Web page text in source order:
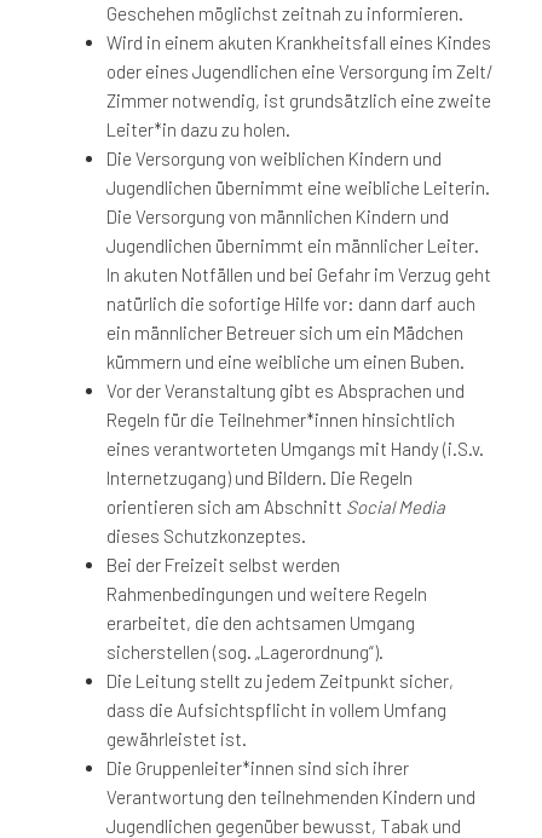
Geschehen möglichst zeitnah zu informieren.
Wird in einem akuten Krankheitsfall eines Kindes
oder eines Jugendlichen eine Versorgung im Zelt/
Zimmer notwendig, ist grundsätzlich eine zweite
Leiter*in dazu zu holen.
Die Versorgung von weiblichen Kindern und
Jugendlichen übernimmt eine weibliche Leiterin.
Die Versorgung von männlichen Kindern und
Jugendlichen übernimmt ein männlicher Leiter.
In akuten Notfällen und bei Gefahr im Verzug geht
natürlich die sofortige Hilfe vor: dann darf auch
ein männlicher Betreuer sich um ein Mädchen
kümmern und eine weibliche um einen Buben.
Vor der Veranstaltung gibt es Absprachen und
Regeln für die Teilnehmer*innen hinsichtlich
eines verantworteten Umgangs mit Handy (i.S.v.
Internetzugang) und Bildern. Die Regeln
orientieren sich am Abschnitt Social Media
dieses Schutzkonzeptes.
Bei der Freizeit selbst werden
Rahmenbedingungen und weitere Regeln
erarbeitet, die den achtsamen Umgang
sicherstellen (sog. „Lagerordnung“).
Die Leitung stellt zu jedem Zeitpunkt sicher,
dass die Aufsichtspflicht in vollem Umfang
gewährleistet ist.
Die Gruppenleiter*innen sind sich ihrer
Verantwortung den teilnehmenden Kindern und
Jugendlichen gegenüber bewusst, Tabak und